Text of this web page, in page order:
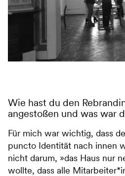
Wie hast du den
angestoßen und was war
Für mich war wichtig, dass
puncto Identität nach innen
nicht darum, »das Haus nur
wollte, dass alle